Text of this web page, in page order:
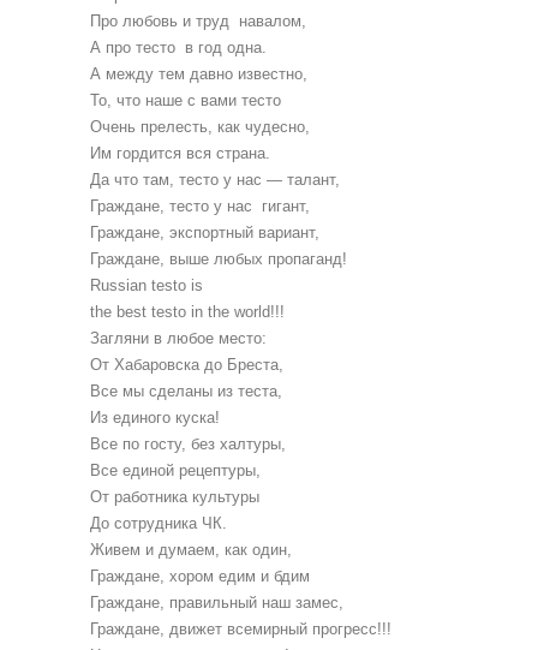
Про любовь и труд ­ навалом,
А про тесто ­ в год одна.
А между тем давно известно,
То, что наше с вами тесто
Очень прелесть, как чудесно,
Им гордится вся страна.
Да что там, тесто у нас — талант,
Граждане, тесто у нас ­ гигант,
Граждане, экспортный вариант,
Граждане, выше любых пропаганд!
Russian testo is
the best testo in the world!!!
Загляни в любое место:
От Хабаровска до Бреста,
Все мы сделаны из теста,
Из единого куска!
Все по госту, без халтуры,
Все единой рецептуры,
От работника культуры
До сотрудника ЧК.
Живем и думаем, как один,
Граждане, хором едим и бдим
Граждане, правильный наш замес,
Граждане, движет всемирный прогресс!!!